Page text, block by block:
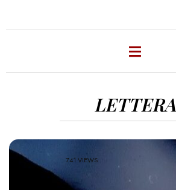
LETTERA
741 VIEWS